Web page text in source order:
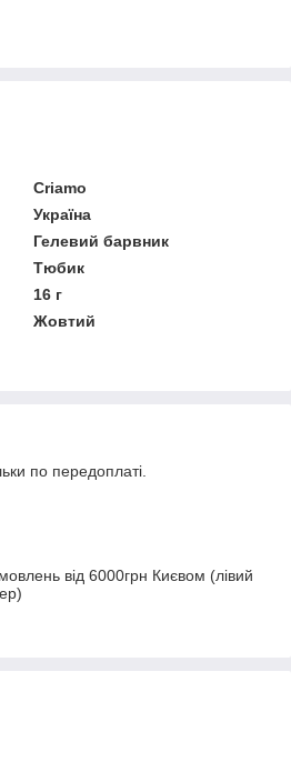
Criamo
Україна
Гелевий барвник
Тюбик
16 г
Жовтий
по передоплаті.
від 6000грн Києвом (лівий